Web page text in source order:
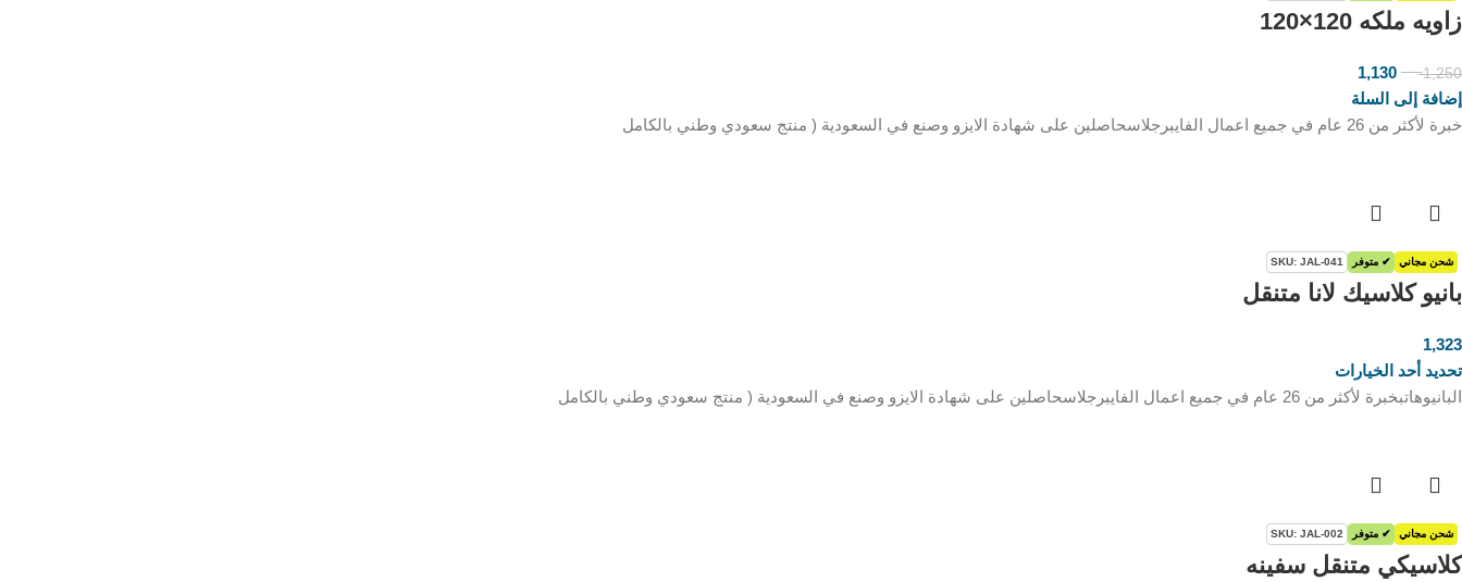
زاويه ملكه 120×120
1,250ر.س 1,130
إضافة إلى السلة
خبرة لأكثر من 26 عام في جميع اعمال الفايبرجلاسحاصلين على شهادة الايزو وصنع في السعودية ( منتج سعودي وطني بالكامل
شحن مجاني ✔ متوفر SKU: JAL-041
بانيو كلاسيك لانا متنقل
1,323
تحديد أحد الخيارات
البانيوهاتبخبرة لأكثر من 26 عام في جميع اعمال الفايبرجلاسحاصلين على شهادة الايزو وصنع في السعودية ( منتج سعودي وطني بالكامل
شحن مجاني ✔ متوفر SKU: JAL-002
كلاسيكي متنقل سفينه